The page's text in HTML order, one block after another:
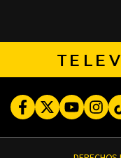
FacebookTwitterYoutube